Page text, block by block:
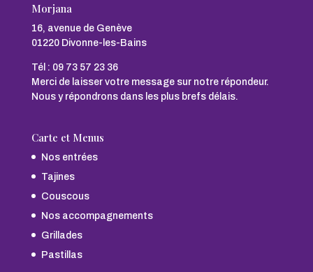
Morjana
16, avenue de Genève
01220 Divonne-les-Bains
Tél : 09 73 57 23 36
Merci de laisser votre message sur notre répondeur.
Nous y répondrons dans les plus brefs délais.
Carte et Menus
Nos entrées
Tajines
Couscous
Nos accompagnements
Grillades
Pastillas